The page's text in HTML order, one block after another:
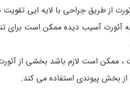
از طریق جراحی با لایه ایی
آئورت آسیب دیده ممکن است
، ممکن است لازم باشد بخشی از
بخش پیوندی استفاده می کند.